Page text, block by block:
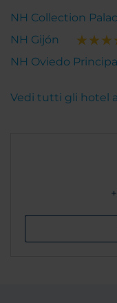
NH Collection
NH Gijón
NH Oviedo
Vedi tutti gli hotel